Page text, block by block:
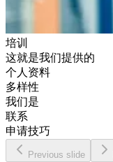
培训
这就是我们提供的
个人资料
多样性
我们是
联系
申请技巧
Previous slide